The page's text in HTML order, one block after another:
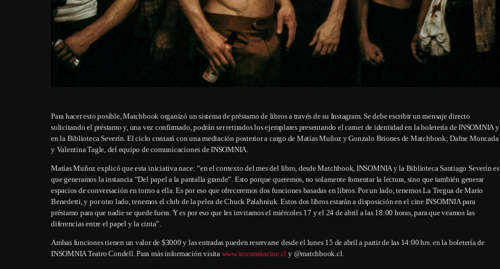
Para hacer esto posible, Matchbook organizó un sistema de préstamo de libros a través de su Instagram. Se debe escribir un mensaje directo
solicitando el préstamo y, una vez confirmado, podrán ser retirados los ejemplares presentando el carnet de identidad en la boletería de INSOMNIA y
en la Biblioteca Severín. El ciclo contará con una mediación posterior a cargo de Matías Muñoz y Gonzalo Briones de Matchbook; Dafne Moncada
y Valentina Tagle, del equipo de comunicaciones de INSOMNIA.
Matías Muñoz explicó que esta iniciativa nace: “en el contexto del mes del libro, desde Matchbook, INSOMNIA y la Biblioteca Santiago Severín es
que generamos la instancia “Del papel a la pantalla grande”. Esto porque queremos, no solamente fomentar la lectura, sino que también generar
espacios de conversación en torno a ella. Es por eso que ofreceremos dos funciones basadas en libros. Por un lado, tenemos La Tregua de Mario
Benedetti, y por otro lado, tenemos el club de la pelea de Chuck Palahniuk. Estos dos libros estarán a disposición en el cine INSOMNIA para
préstamo para que nadie se quede fuera. Y es por eso que les invitamos el miércoles 17 y el 24 de abril a las 18:00 horas, para que veamos las
diferencias entre el papel y la cinta”.
Ambas funciones tienen un valor de $3000 y las entradas pueden reservarse desde el lunes 15 de abril a partir de las 14:00 hrs. en la boletería de
INSOMNIA Teatro Condell. Para más información visita www.insomniacine.cl y @matchbook.cl.